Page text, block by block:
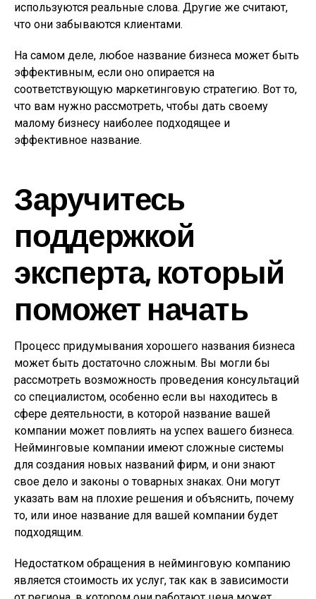
используются реальные слова. Другие же считают,
что они забываются клиентами.
На самом деле, любое название бизнеса может быть
эффективным, если оно опирается на
соответствующую маркетинговую стратегию. Вот то,
что вам нужно рассмотреть, чтобы дать своему
малому бизнесу наиболее подходящее и
эффективное название.
Заручитесь
поддержкой
эксперта, который
поможет начать
Процесс придумывания хорошего названия бизнеса
может быть достаточно сложным. Вы могли бы
рассмотреть возможность проведения консультаций
со специалистом, особенно если вы находитесь в
сфере деятельности, в которой название вашей
компании может повлиять на успех вашего бизнеса.
Нейминговые компании имеют сложные системы
для создания новых названий фирм, и они знают
свое дело и законы о товарных знаках. Они могут
указать вам на плохие решения и объяснить, почему
то, или иное название для вашей компании будет
подходящим.
Недостатком обращения в нейминговую компанию
является стоимость их услуг, так как в зависимости